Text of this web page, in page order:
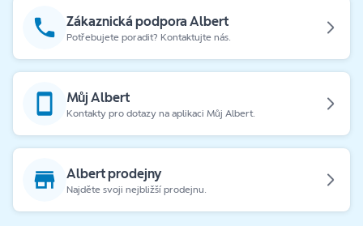
Zákaznická podpora Albert
Potřebujete poradit? Kontaktujte nás.
Můj Albert
Kontakty pro dotazy na aplikaci Můj Albert.
Albert prodejny
Najděte svoji nejbližší prodejnu.